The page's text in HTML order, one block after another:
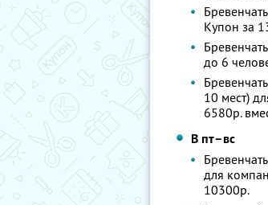
Купон за
до 6
10 мест)
6580р.
В пт–вс
для
10300р.